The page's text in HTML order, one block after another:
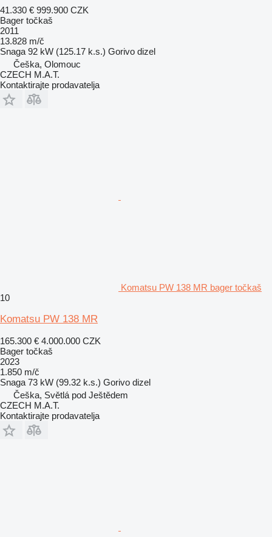
41.330 € 999.900 CZK
Bager točkaš
2011
13.828 m/č
Snaga 92 kW (125.17 k.s.) Gorivo dizel
Češka, Olomouc
CZECH M.A.T.
Kontaktirajte prodavatelja
Komatsu PW 138 MR bager točkaš
10
Komatsu PW 138 MR
165.300 € 4.000.000 CZK
Bager točkaš
2023
1.850 m/č
Snaga 73 kW (99.32 k.s.) Gorivo dizel
Češka, Světlá pod Ještědem
CZECH M.A.T.
Kontaktirajte prodavatelja